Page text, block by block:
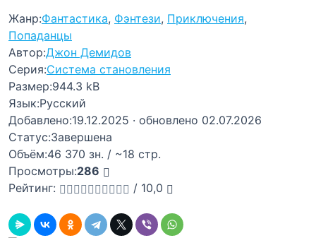
Жанр:Фантастика, Фэнтези, Приключения,
Попаданцы
Автор:Джон Демидов
Серия:Система становления
Размер:944.3 kB
Язык:Русский
Добавлено:19.12.2025 · обновлено 02.07.2026
Статус:Завершена
Объём:46 370 зн. / ~18 стр.
Просмотры:286
Рейтинг:
/ 10,0